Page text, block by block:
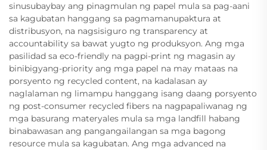
sinusubaybay ang pinagmulan ng papel mula sa pag-aani
sa kagubatan hanggang sa pagmamanupaktura at
distribusyon, na nagsisiguro ng transparency at
accountability sa bawat yugto ng produksyon. Ang mga
pasilidad sa eco-friendly na pagpi-print ng magasin ay
binibigyang-priority ang mga papel na may mataas na
porsyento ng recycled content, na kadalasan ay
naglalaman ng limampu hanggang isang daang porsyento
ng post-consumer recycled fibers na nagpapaliwanag ng
mga basurang materyales mula sa mga landfill habang
binabawasan ang pangangailangan sa mga bagong
resource mula sa kagubatan. Ang mga advanced na